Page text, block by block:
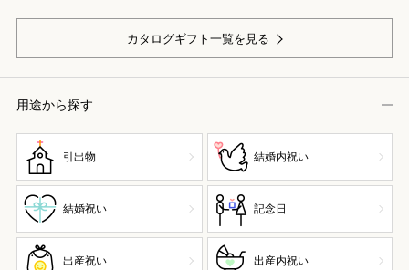
カタログギフト一覧を見る
用途から探す
引出物 結婚内祝い
結婚祝い 記念日
出産祝い 出産内祝い